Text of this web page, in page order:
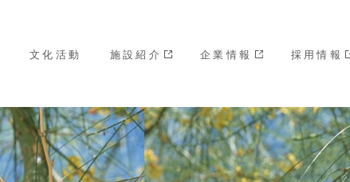
文化活動 施設紹介 企業情報 採用情報